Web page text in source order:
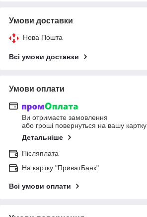
Умови доставки
Нова Пошта
Всі умови доставки
Умови оплати
Ви отримаєте замовлення
або гроші повернуться на вашу картку
Детальніше
Післяплата
На картку "ПриватБанк"
Всі умови оплати